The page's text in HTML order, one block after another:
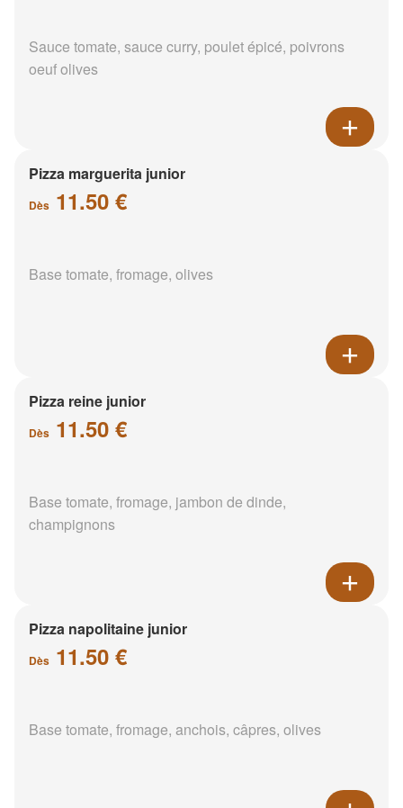
Sauce tomate, sauce curry, poulet épicé, poivrons
oeuf olives
Pizza marguerita junior
Dès 11.50 €
Base tomate, fromage, olives
Pizza reine junior
Dès 11.50 €
Base tomate, fromage, jambon de dinde,
champignons
Pizza napolitaine junior
Dès 11.50 €
Base tomate, fromage, anchois, câpres, olives